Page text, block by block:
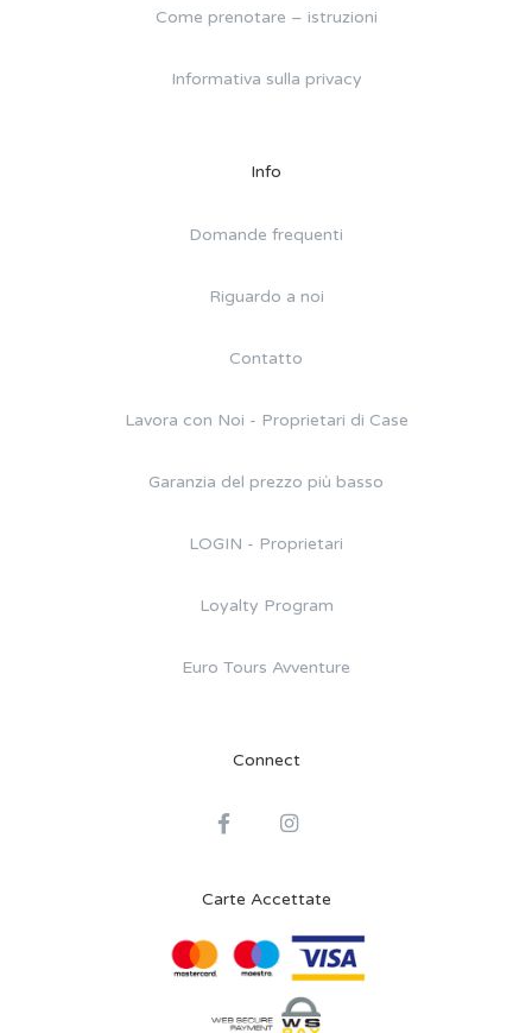
Come prenotare – istruzioni
Informativa sulla privacy
Info
Domande frequenti
Riguardo a noi
Contatto
Lavora con Noi - Proprietari di Case
Garanzia del prezzo più basso
LOGIN - Proprietari
Loyalty Program
Euro Tours Avventure
Connect
Carte Accettate